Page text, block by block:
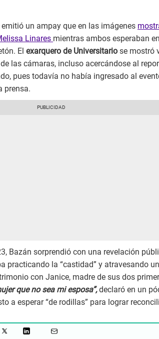
emitió un ampay que en las imágenes
Linares mientras ambos esperaban
El exarquero de Universitario se mostró
las cámaras, incluso acercándose al
pues todavía no había ingresado al
prensa.
Bazán sorprendió con una revelación
practicando la “castidad” y atravesando
con Janice, madre de sus dos
que no sea mi esposa”,declaró en un
a esperar “de rodillas” para lograr